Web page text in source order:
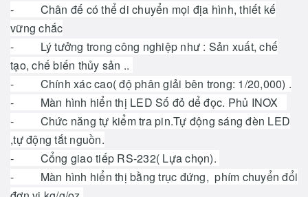
- Chân đế có thể di chuyển mọi địa hình, thiết kế
vững chắc
- Lý tưởng trong công nghiệp như : Sản xuất, chế
tạo, chế biến thủy sản ..
- Chính xác cao( độ phân giải bên trong: 1/20,000) .
- Màn hình hiển thị LED Số đỏ dể đọc. Phủ INOX
- Chức năng tự kiểm tra pin.Tự động sáng đèn LED
,tự động tắt nguồn.
- Cổng giao tiếp RS-232( Lựa chọn).
- Màn hình hiển thị bằng trục đứng, phím chuyển đổi